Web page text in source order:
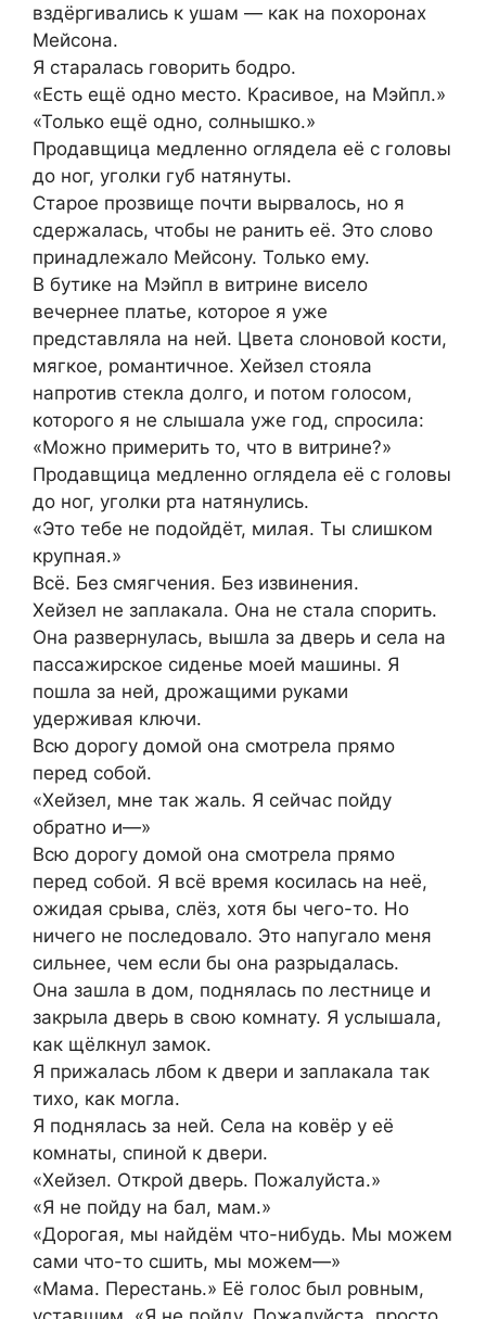
вздёргивались к ушам — как на похоронах
Мейсона.
Я старалась говорить бодро.
«Есть ещё одно место. Красивое, на Мэйпл.»
«Только ещё одно, солнышко.»
Продавщица медленно оглядела её с головы
до ног, уголки губ натянуты.
Старое прозвище почти вырвалось, но я
сдержалась, чтобы не ранить её. Это слово
принадлежало Мейсону. Только ему.
В бутике на Мэйпл в витрине висело
вечернее платье, которое я уже
представляла на ней. Цвета слоновой кости,
мягкое, романтичное. Хейзел стояла
напротив стекла долго, и потом голосом,
которого я не слышала уже год, спросила:
«Можно примерить то, что в витрине?»
Продавщица медленно оглядела её с головы
до ног, уголки рта натянулись.
«Это тебе не подойдёт, милая. Ты слишком
крупная.»
Всё. Без смягчения. Без извинения.
Хейзел не заплакала. Она не стала спорить.
Она развернулась, вышла за дверь и села на
пассажирское сиденье моей машины. Я
пошла за ней, дрожащими руками
удерживая ключи.
Всю дорогу домой она смотрела прямо
перед собой.
«Хейзел, мне так жаль. Я сейчас пойду
обратно и—»
Всю дорогу домой она смотрела прямо
перед собой. Я всё время косилась на неё,
ожидая срыва, слёз, хотя бы чего-то. Но
ничего не последовало. Это напугало меня
сильнее, чем если бы она разрыдалась.
Она зашла в дом, поднялась по лестнице и
закрыла дверь в свою комнату. Я услышала,
как щёлкнул замок.
Я прижалась лбом к двери и заплакала так
тихо, как могла.
Я поднялась за ней. Села на ковёр у её
комнаты, спиной к двери.
«Хейзел. Открой дверь. Пожалуйста.»
«Я не пойду на бал, мам.»
«Дорогая, мы найдём что-нибудь. Мы можем
сами что-то сшить, мы можем—»
«Мама. Перестань.» Её голос был ровным,